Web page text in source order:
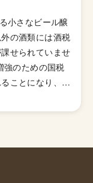
小さなビール醸
の酒類には酒税
せられていませ
強のための国税
ことになり、資
りは戦後しばら
ターに引き下げ